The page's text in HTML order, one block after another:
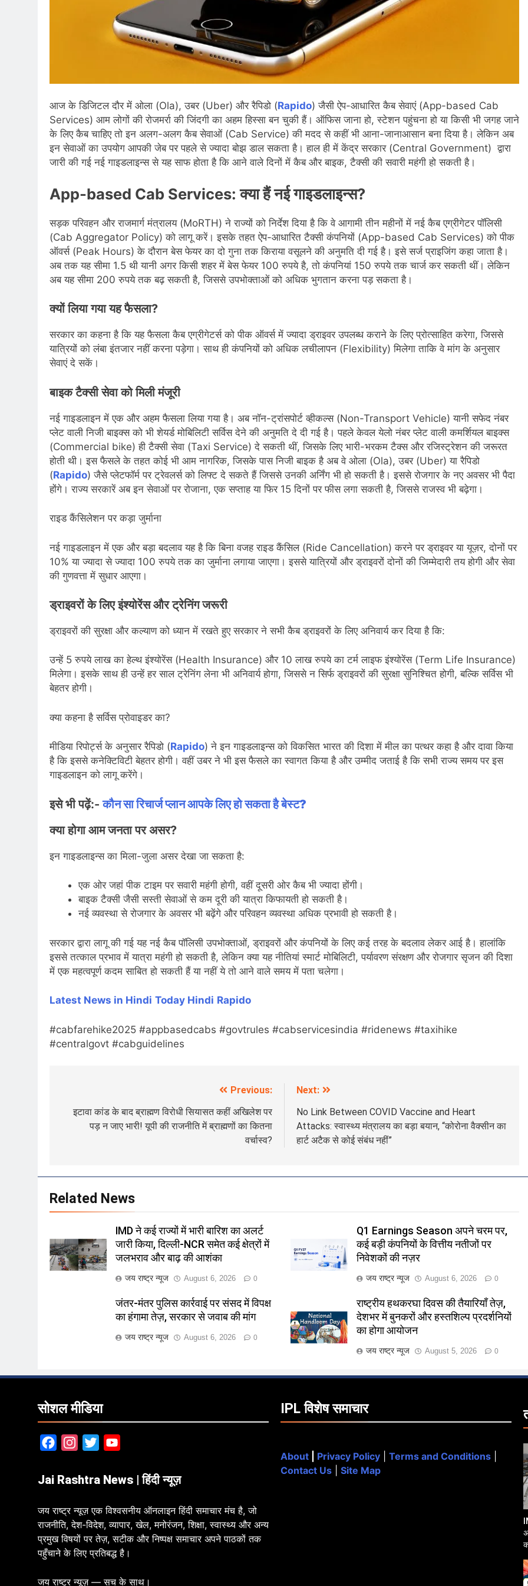
आज के डिजिटल दौर में ओला (Ola), उबर (Uber) और रैपिडो (Rapido) जैसी ऐप-आधारित कैब सेवाएं (App-based Cab
Services) आम लोगों की रोजमर्रा की जिंदगी का अहम हिस्सा बन चुकी हैं। ऑफिस जाना हो, स्टेशन पहुंचना हो या किसी भी जगह जाने
के लिए कैब चाहिए तो इन अलग-अलग कैब सेवाओं (Cab Service) की मदद से कहीं भी आना-जानाआसान बना दिया है। लेकिन अब
इन सेवाओं का उपयोग आपकी जेब पर पहले से ज्यादा बोझ डाल सकता है। हाल ही में केंद्र सरकार (Central Government) द्वारा
जारी की गई नई गाइडलाइन्स से यह साफ होता है कि आने वाले दिनों में कैब और बाइक, टैक्सी की सवारी महंगी हो सकती है।
App-based Cab Services: क्या हैं नई गाइडलाइन्स?
सड़क परिवहन और राजमार्ग मंत्रालय (MoRTH) ने राज्यों को निर्देश दिया है कि वे आगामी तीन महीनों में नई कैब एग्रीगेटर पॉलिसी
(Cab Aggregator Policy) को लागू करें। इसके तहत ऐप-आधारित टैक्सी कंपनियों (App-based Cab Services) को पीक
ऑवर्स (Peak Hours) के दौरान बेस फेयर का दो गुना तक किराया वसूलने की अनुमति दी गई है। इसे सर्ज प्राइजिंग कहा जाता है।
अब तक यह सीमा 1.5 थी यानी अगर किसी शहर में बेस फेयर 100 रुपये है, तो कंपनियां 150 रुपये तक चार्ज कर सकती थीं। लेकिन
अब यह सीमा 200 रुपये तक बढ़ सकती है, जिससे उपभोक्ताओं को अधिक भुगतान करना पड़ सकता है।
क्यों लिया गया यह फैसला?
सरकार का कहना है कि यह फैसला कैब एग्रीगेटर्स को पीक ऑवर्स में ज्यादा ड्राइवर उपलब्ध कराने के लिए प्रोत्साहित करेगा, जिससे
यात्रियों को लंबा इंतजार नहीं करना पड़ेगा। साथ ही कंपनियों को अधिक लचीलापन (Flexibility) मिलेगा ताकि वे मांग के अनुसार
सेवाएं दे सकें।
बाइक टैक्सी सेवा को मिली मंजूरी
नई गाइडलाइन में एक और अहम फैसला लिया गया है। अब नॉन-ट्रांसपोर्ट व्हीकल्स (Non-Transport Vehicle) यानी सफेद नंबर
प्लेट वाली निजी बाइक्स को भी शेयर्ड मोबिलिटी सर्विस देने की अनुमति दे दी गई है। पहले केवल येलो नंबर प्लेट वाली कमर्शियल बाइक्स
(Commercial bike) ही टैक्सी सेवा (Taxi Service) दे सकती थीं, जिसके लिए भारी-भरकम टैक्स और रजिस्ट्रेशन की जरूरत
होती थी। इस फैसले के तहत कोई भी आम नागरिक, जिसके पास निजी बाइक है अब वे ओला (Ola), उबर (Uber) या रैपिडो
(Rapido) जैसे प्लेटफॉर्म पर ट्रेवलर्स को लिफ्ट दे सकते हैं जिससे उनकी अर्निंग भी हो सकती है। इससे रोजगार के नए अवसर भी पैदा
होंगे। राज्य सरकारें अब इन सेवाओं पर रोजाना, एक सप्ताह या फिर 15 दिनों पर फीस लगा सकती है, जिससे राजस्व भी बढ़ेगा।
राइड कैंसिलेशन पर कड़ा जुर्माना
नई गाइडलाइन में एक और बड़ा बदलाव यह है कि बिना वजह राइड कैंसिल (Ride Cancellation) करने पर ड्राइवर या यूज़र, दोनों पर
10% या ज्यादा से ज्यादा 100 रुपये तक का जुर्माना लगाया जाएगा। इससे यात्रियों और ड्राइवरों दोनों की जिम्मेदारी तय होगी और सेवा
की गुणवत्ता में सुधार आएगा।
ड्राइवरों के लिए इंश्योरेंस और ट्रेनिंग जरूरी
ड्राइवरों की सुरक्षा और कल्याण को ध्यान में रखते हुए सरकार ने सभी कैब ड्राइवरों के लिए अनिवार्य कर दिया है कि:
उन्हें 5 रुपये लाख का हेल्थ इंश्योरेंस (Health Insurance) और 10 लाख रुपये का टर्म लाइफ इंश्योरेंस (Term Life Insurance)
मिलेगा। इसके साथ ही उन्हें हर साल ट्रेनिंग लेना भी अनिवार्य होगा, जिससे न सिर्फ ड्राइवरों की सुरक्षा सुनिश्चित होगी, बल्कि सर्विस भी
बेहतर होगी।
क्या कहना है सर्विस प्रोवाइडर का?
मीडिया रिपोर्ट्स के अनुसार रैपिडो (Rapido) ने इन गाइडलाइन्स को विकसित भारत की दिशा में मील का पत्थर कहा है और दावा किया
है कि इससे कनेक्टिविटी बेहतर होगी। वहीं उबर ने भी इस फैसले का स्वागत किया है और उम्मीद जताई है कि सभी राज्य समय पर इस
गाइडलाइन को लागू करेंगे।
इसे भी पढ़ें:-कौन सा रिचार्ज प्लान आपके लिए हो सकता है बेस्ट?
क्या होगा आम जनता पर असर?
इन गाइडलाइन्स का मिला-जुला असर देखा जा सकता है:
एक ओर जहां पीक टाइम पर सवारी महंगी होगी, वहीं दूसरी ओर कैब भी ज्यादा होंगी।
बाइक टैक्सी जैसी सस्ती सेवाओं से कम दूरी की यात्रा किफायती हो सकती है।
नई व्यवस्था से रोजगार के अवसर भी बढ़ेंगे और परिवहन व्यवस्था अधिक प्रभावी हो सकती है।
सरकार द्वारा लागू की गई यह नई कैब पॉलिसी उपभोक्ताओं, ड्राइवरों और कंपनियों के लिए कई तरह के बदलाव लेकर आई है। हालांकि
इससे तत्काल प्रभाव में यात्रा महंगी हो सकती है, लेकिन क्या यह नीतियां स्मार्ट मोबिलिटी, पर्यावरण संरक्षण और रोजगार सृजन की दिशा
में एक महत्वपूर्ण कदम साबित हो सकती हैं या नहीं ये तो आने वाले समय में पता चलेगा।
Latest News in Hindi Today Hindi Rapido
#cabfarehike2025 #appbasedcabs #govtrules #cabservicesindia #ridenews #taxihike
#centralgovt #cabguidelines
navigation
Previous:
इटावा कांड के बाद ब्राह्मण विरोधी सियासत कहीं अखिलेश पर
पड़ न जाए भारी! यूपी की राजनीति में ब्राह्मणों का कितना
वर्चास्व?
Next:
No Link Between COVID Vaccine and Heart
Attacks: स्वास्थ्य मंत्रालय का बड़ा बयान, “कोरोना वैक्सीन का
हार्ट अटैक से कोई संबंध नहीं”
Related News
IMD ने कई राज्यों में भारी बारिश का अलर्ट
जारी किया, दिल्ली-NCR समेत कई क्षेत्रों में
जलभराव और बाढ़ की आशंका
जय राष्ट्र न्यूज August 6, 2026 0
Q1 Earnings Season अपने चरम पर,
कई बड़ी कंपनियों के वित्तीय नतीजों पर
निवेशकों की नज़र
जय राष्ट्र न्यूज August 6, 2026 0
जंतर-मंतर पुलिस कार्रवाई पर संसद में विपक्ष
का हंगामा तेज़, सरकार से जवाब की मांग
जय राष्ट्र न्यूज August 6, 2026 0
राष्ट्रीय हथकरघा दिवस की तैयारियाँ तेज़,
देशभर में बुनकरों और हस्तशिल्प प्रदर्शनियों
का होगा आयोजन
जय राष्ट्र न्यूज August 5, 2026 0
सोशल मीडिया
FacebookInstagram
Twitter
Jai Rashtra News | हिंदी न्यूज़
जय राष्ट्र न्यूज़ एक विश्वसनीय ऑनलाइन हिंदी समाचार मंच है, जो
राजनीति, देश-विदेश, व्यापार, खेल, मनोरंजन, शिक्षा, स्वास्थ्य और अन्य
प्रमुख विषयों पर तेज़, सटीक और निष्पक्ष समाचार अपने पाठकों तक
पहुँचाने के लिए प्रतिबद्ध है।
जय राष्ट्र न्यूज़ — सच के साथ।
IPL विशेष समाचार
About Privacy Policy Terms and Conditions
Contact Us
Site Map